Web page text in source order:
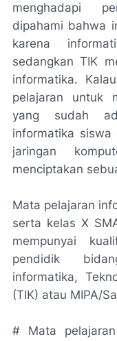
menghadapi
dipahami bahwa
karena
sedangkan TIK
informatika.
pelajaran untuk
yang sudah
informatika siswa
jaringan
menciptakan
Mata pelajaran
serta kelas X
mempunyai
pendidik
informatika,
(TIK) atau MIPA/
# Mata